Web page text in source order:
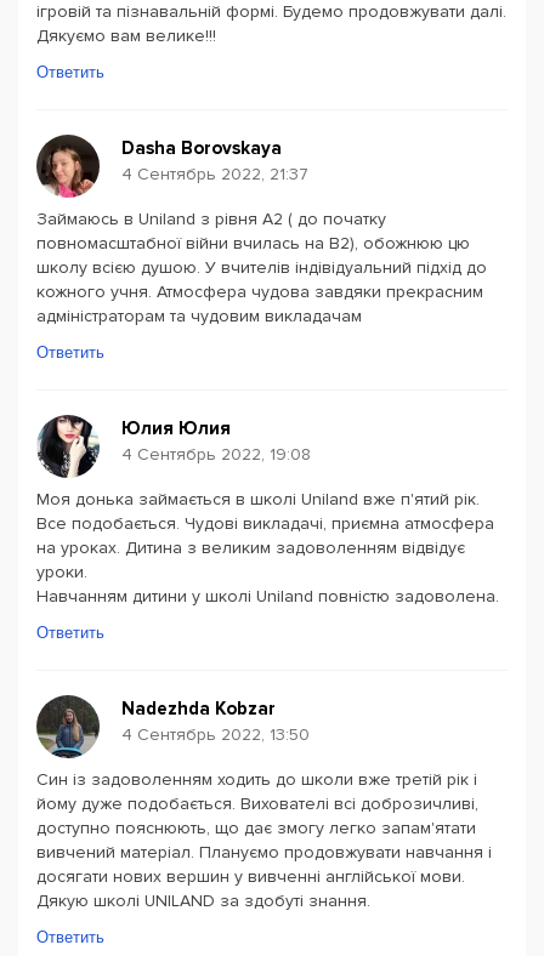
ігровій та пізнавальній формі. Будемо продовжувати далі.
Дякуємо вам велике!!!
Ответить
Dasha Borovskaya
4 Сентябрь 2022, 21:37
Займаюсь в Uniland з рівня A2 ( до початку
повномасштабної війни вчилась на B2), обожнюю цю
школу всією душою. У вчителів індівідуальний підхід до
кожного учня. Атмосфера чудова завдяки прекрасним
адміністраторам та чудовим викладачам
Ответить
Юлия Юлия
4 Сентябрь 2022, 19:08
Моя донька займається в школі Uniland вже п'ятий рік.
Все подобається. Чудові викладачі, приємна атмосфера
на уроках. Дитина з великим задоволенням відвідує
уроки.
Навчанням дитини у школі Uniland повністю задоволена.
Ответить
Nadezhda Kobzar
4 Сентябрь 2022, 13:50
Син із задоволенням ходить до школи вже третій рік і
йому дуже подобається. Вихователі всі доброзичливі,
доступно пояснюють, що дає змогу легко запам'ятати
вивчений матеріал. Плануємо продовжувати навчання і
досягати нових вершин у вивченні англійської мови.
Дякую школі UNILAND за здобуті знання.
Ответить